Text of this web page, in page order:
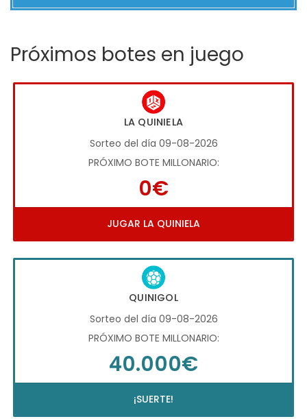
Próximos botes en juego
LA QUINIELA
Sorteo del día 09-08-2026
PRÓXIMO BOTE MILLONARIO:
0€
JUGAR LA QUINIELA
QUINIGOL
Sorteo del día 09-08-2026
PRÓXIMO BOTE MILLONARIO:
40.000€
¡SUERTE!